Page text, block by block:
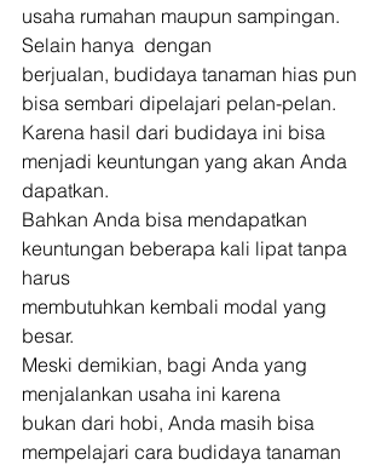
usaha rumahan maupun sampingan.
Selain hanya  dengan
berjualan, budidaya tanaman hias pun
bisa sembari dipelajari pelan-pelan.
Karena hasil dari budidaya ini bisa
menjadi keuntungan yang akan Anda
dapatkan.
Bahkan Anda bisa mendapatkan
keuntungan beberapa kali lipat tanpa
harus
membutuhkan kembali modal yang
besar.
Meski demikian, bagi Anda yang
menjalankan usaha ini karena
bukan dari hobi, Anda masih bisa
mempelajari cara budidaya tanaman